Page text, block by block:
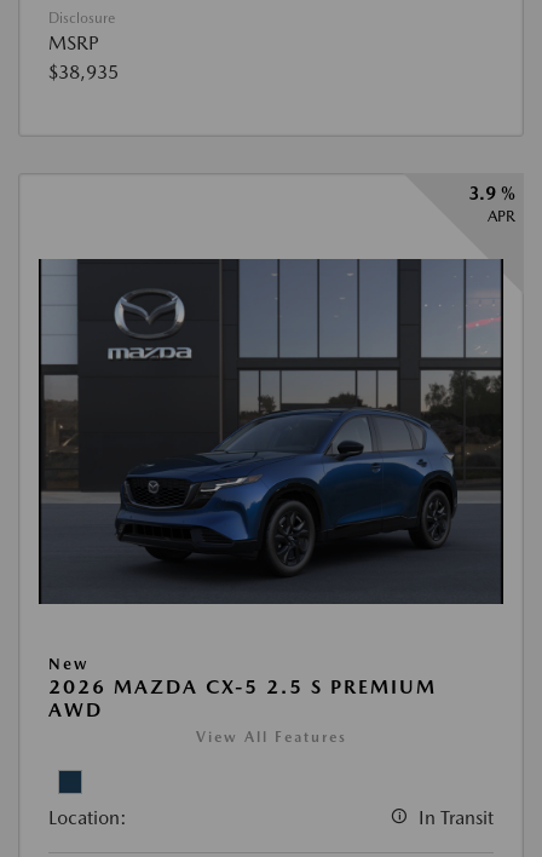
Disclosure
MSRP
$38,935
3.9 %
APR
New
2026 MAZDA CX-5 2.5 S PREMIUM
AWD
View All Features
Location: In Transit